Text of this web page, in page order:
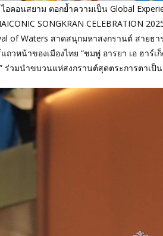
ไอคอนสยาม ตอกย้ำความเป็น Global
SONGKRAN CELEBRATION
of Waters สาดสนุกมหาสงกรานต์ สายธ
วหน้าของเมืองไทย “ชมพู่ อารยา เอ ฮาร์เ
ร่วมนำขบวนแห่สงกรานต์สุดตระการตาเป็